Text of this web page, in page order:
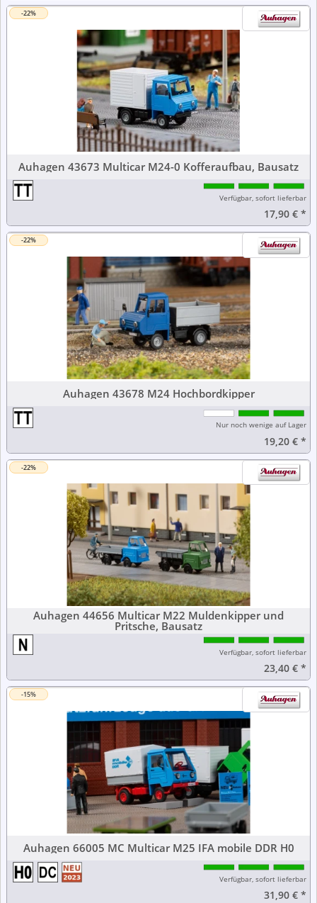
-22%
Auhagen 43673 Multicar M24-0 Kofferaufbau, Bausatz
Verfügbar, sofort lieferbar
17,90 €*
-22%
Auhagen 43678 M24 Hochbordkipper
Nur noch wenige auf Lager
19,20 €*
-22%
Auhagen 44656 Multicar M22 Muldenkipper und
Pritsche, Bausatz
Verfügbar, sofort lieferbar
23,40 €*
-15%
Auhagen 66005 MC Multicar M25 IFA mobile DDR H0
Verfügbar, sofort lieferbar
31,90 €*